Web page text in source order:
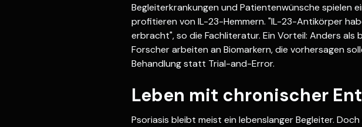
Begleiterkrankungen und Patientenwünsche spielen
profitieren von IL-23-Hemmern. "IL-23-Antikörper
erbracht", so die Fachliteratur. Ein Vorteil: Anders als
Forscher arbeiten an Biomarkern, die vorhersagen
Behandlung statt Trial-and-Error.
Leben mit chronischer
Psoriasis bleibt meist ein lebenslanger Begleiter.